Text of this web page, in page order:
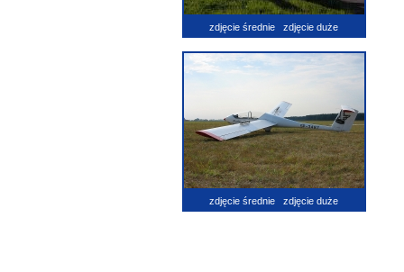
zdjęcie średnie zdjęcie duże
zdjęcie średnie zdjęcie duże